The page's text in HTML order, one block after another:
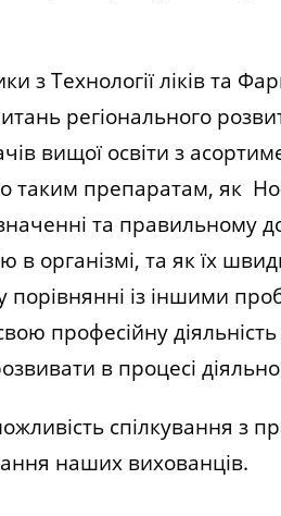
Технології ліків та
регіонального
вищої освіти з
таким препаратам, як
та правильному
в організмі, та як їх
із іншими
професійну
в процесі
спілкування з
наших вихованців.